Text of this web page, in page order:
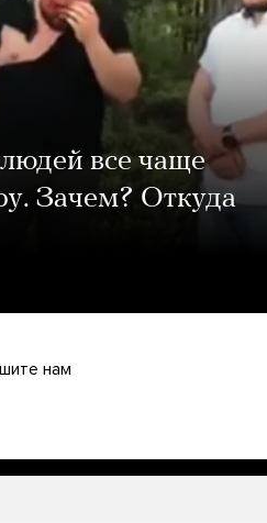
все чаще
Зачем? Откуда
нам